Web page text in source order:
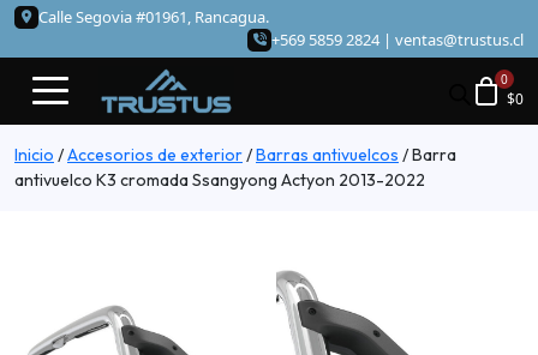
Calle Segovia #01961, Rancagua.
+569 5859 2824 | ventas@trustus.cl
$0
Inicio /Accesorios de exterior/Barras antivuelcos /Barra
antivuelco K3 cromada Ssangyong Actyon 2013-2022